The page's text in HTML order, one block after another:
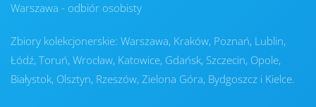
Warszawa - odbiór osobisty
Zbiory kolekcjonerskie: Warszawa, Kraków, Poznań, Lublin,
Łódź, Toruń, Wrocław, Katowice, Gdańsk, Szczecin, Opole,
Białystok, Olsztyn, Rzeszów, Zielona Góra, Bydgoszcz i Kielce.